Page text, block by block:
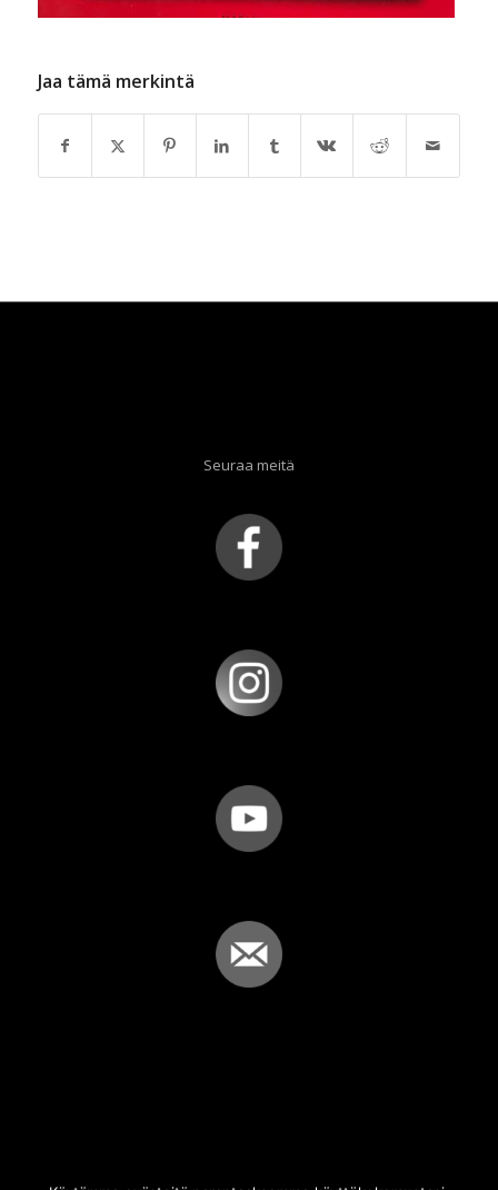
Jaa tämä merkintä
Seuraa meitä